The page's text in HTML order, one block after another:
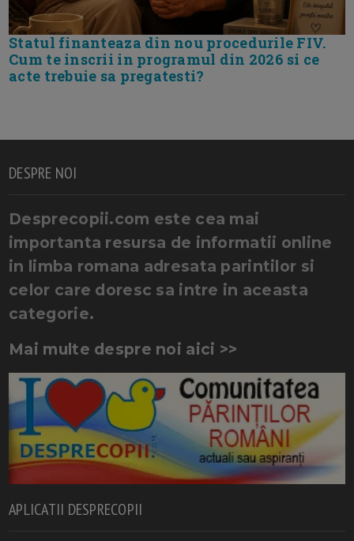
Statul finanteaza din nou procedurile FIV.
Cum te inscrii in programul din 2026 si ce
acte trebuie sa pregatesti?
DESPRE NOI
Desprecopii.com este cea mai
importanta resursa de informatii online
in limba romana adresata parintilor si
celor care doresc sa intre in aceasta
categorie.
Mai multe despre noi aici >>
APLICATII DESPRECOPII